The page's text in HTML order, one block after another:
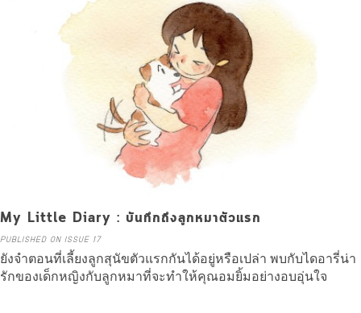
My Little Diary : บันทึกถึงลูกหมาตัวแรก
PUBLISHED ON ISSUE 17
ยังจำตอนที่เลี้ยงลูกสุนัขตัวแรกกันได้อยู่หรือเปล่า พบกับไดอารี่น่า
รักของเด็กหญิงกับลูกหมาที่จะทำให้คุณอมยิ้มอย่างอบอุ่นใจ